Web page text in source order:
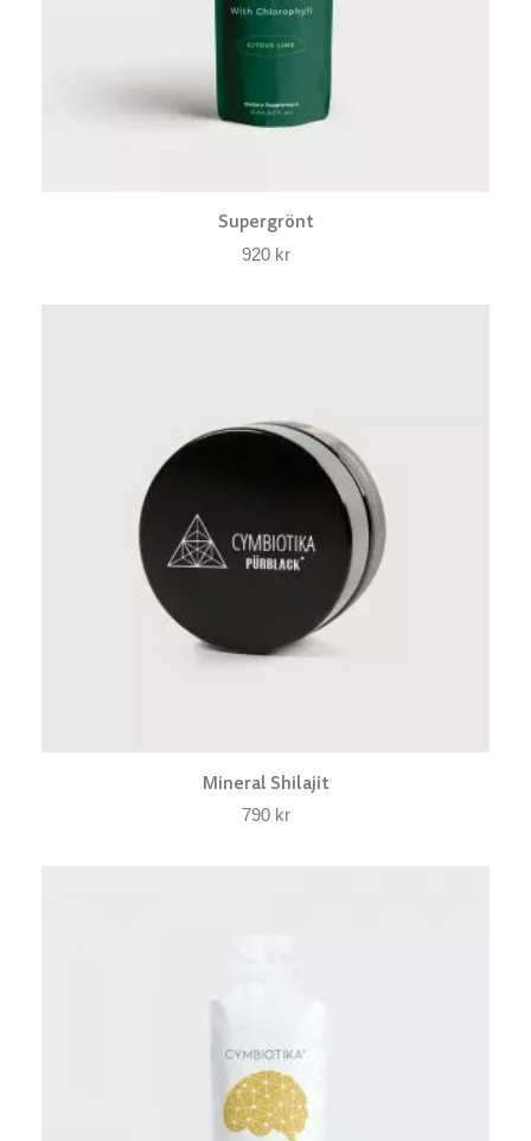
Supergrönt
920 kr
Mineral Shilajit
790 kr